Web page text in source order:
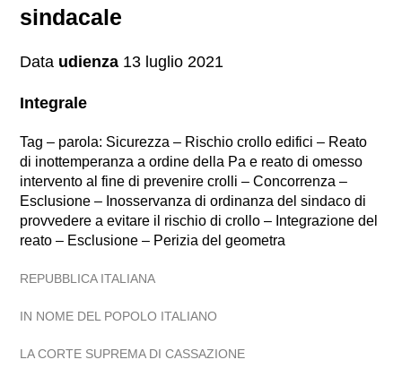
sindacale
Data udienza 13 luglio 2021
Integrale
Tag – parola: Sicurezza – Rischio crollo edifici – Reato
di inottemperanza a ordine della Pa e reato di omesso
intervento al fine di prevenire crolli – Concorrenza –
Esclusione – Inosservanza di ordinanza del sindaco di
provvedere a evitare il rischio di crollo – Integrazione del
reato – Esclusione – Perizia del geometra
REPUBBLICA ITALIANA
IN NOME DEL POPOLO ITALIANO
LA CORTE SUPREMA DI CASSAZIONE